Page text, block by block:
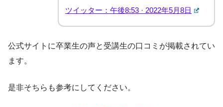
ツイッター：午後8:53 · 2022年5月8日
公式サイトに卒業生の声と受講生の口コミが掲載されてい
ます。
是非そちらも参考にしてください。